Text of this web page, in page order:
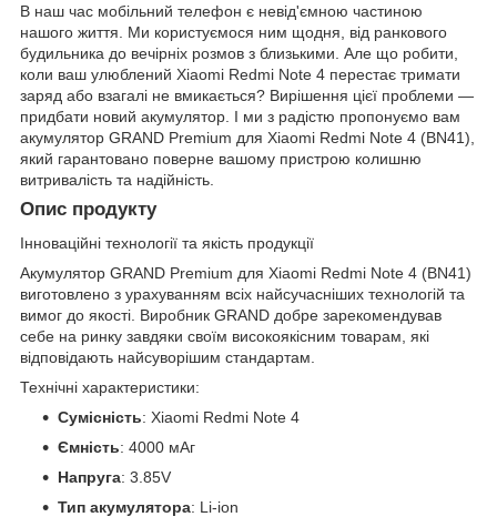
В наш час мобільний телефон є невід'ємною частиною
нашого життя. Ми користуємося ним щодня, від ранкового
будильника до вечірніх розмов з близькими. Але що робити,
коли ваш улюблений Xiaomi Redmi Note 4 перестає тримати
заряд або взагалі не вмикається? Вирішення цієї проблеми —
придбати новий акумулятор. І ми з радістю пропонуємо вам
акумулятор GRAND Premium для Xiaomi Redmi Note 4 (BN41),
який гарантовано поверне вашому пристрою колишню
витривалість та надійність.
Опис продукту
Інноваційні технології та якість продукції
Акумулятор GRAND Premium для Xiaomi Redmi Note 4 (BN41)
виготовлено з урахуванням всіх найсучасніших технологій та
вимог до якості. Виробник GRAND добре зарекомендував
себе на ринку завдяки своїм високоякісним товарам, які
відповідають найсуворішим стандартам.
Технічні характеристики:
Сумісність: Xiaomi Redmi Note 4
Ємність: 4000 мАг
Напруга: 3.85V
Тип акумулятора: Li-ion